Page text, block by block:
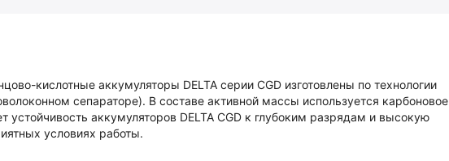
кислотные аккумуляторы DELTA серии CGD изготовлены по технологии
сепараторе). В составе активной массы используется карбоновое
устойчивость аккумуляторов DELTA CGD к глубоким разрядам и высокую
условиях работы.